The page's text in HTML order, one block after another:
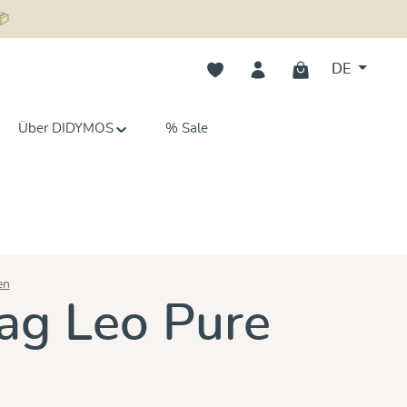
Du hast 0 Produkte auf dem
DE
Über DIDYMOS % Sale
von 5 SternenLeo Pure